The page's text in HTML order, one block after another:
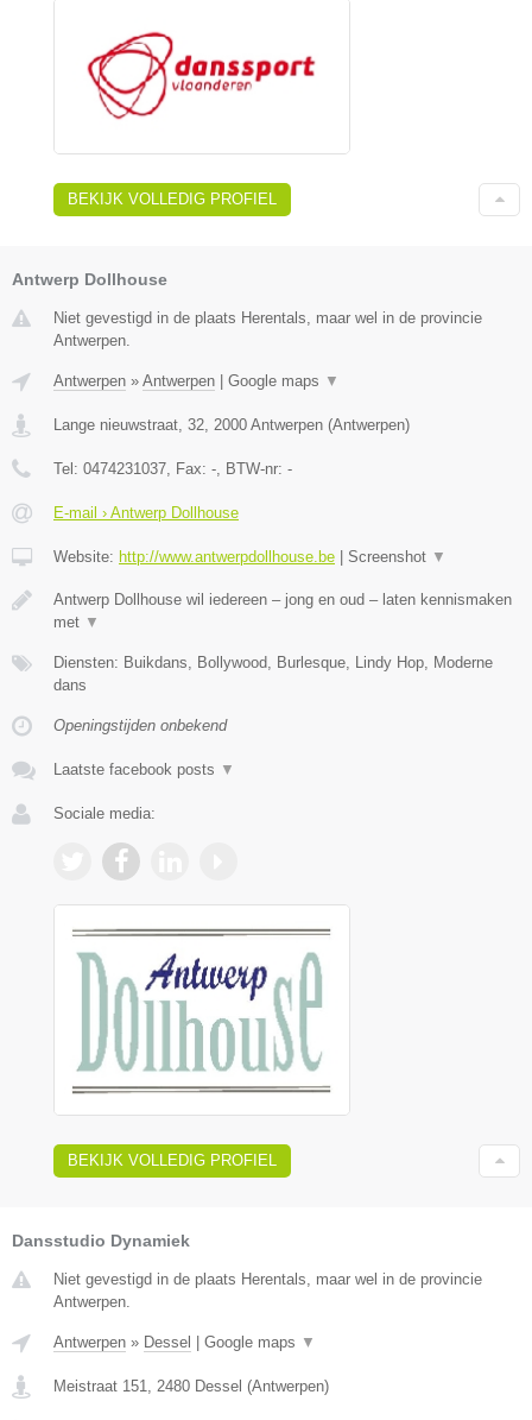
BEKIJK VOLLEDIG PROFIEL
Antwerp Dollhouse
Niet gevestigd in de plaats Herentals, maar wel in de provincie
Antwerpen.
Antwerpen » Antwerpen Google maps ▼
Lange nieuwstraat, 32 2000 Antwerpen (Antwerpen)
Tel: 0474231037 , Fax: - , BTW-nr: -
E-mail › Antwerp Dollhouse
Website: http://www.antwerpdollhouse.be Screenshot ▼
Antwerp Dollhouse wil iedereen – jong en oud – laten kennismaken
met ▼
Diensten: Buikdans, Bollywood, Burlesque, Lindy Hop, Moderne
dans
Openingstijden onbekend
Laatste facebook posts ▼
Sociale media:
BEKIJK VOLLEDIG PROFIEL
Dansstudio Dynamiek
Niet gevestigd in de plaats Herentals, maar wel in de provincie
Antwerpen.
Antwerpen » Dessel Google maps ▼
Meistraat 151, 2480 Dessel (Antwerpen)